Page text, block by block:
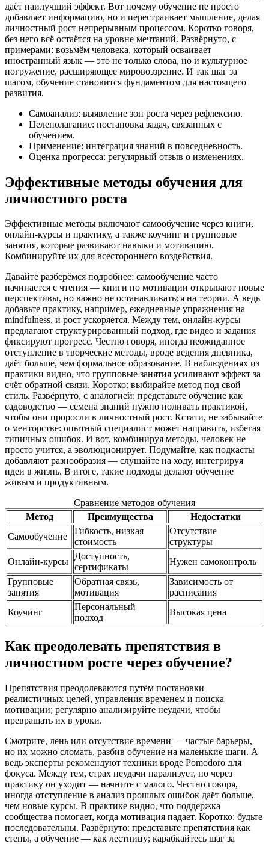
даёт наилучший эффект. Вот почему обучение не просто
добавляет информацию, но и перестраивает мышление, делая
личностный рост непрерывным процессом. Коротко говоря,
без него всё остаётся на уровне мечтаний. Развёрнуто, с
примерами: возьмём человека, который осваивает
иностранный язык — это не только слова, но и культурное
погружение, расширяющее мировоззрение. И так шаг за
шагом, обучение становится фундаментом для настоящего
развития.
Самоанализ: выявление зон роста через рефлексию.
Целеполагание: постановка задач, связанных с
обучением.
Применение: интеграция знаний в повседневность.
Оценка прогресса: регулярный отзыв о изменениях.
Эффективные методы обучения для
личностного роста
Эффективные методы включают самообучение через книги,
онлайн-курсы и практику, а также коучинг и групповые
занятия, которые развивают навыки и мотивацию.
Комбинируйте их для всестороннего воздействия.
Давайте разберёмся подробнее: самообучение часто
начинается с чтения — книги по мотивации открывают новые
перспективы, но важно не останавливаться на теории. А ведь
добавьте практику, например, ежедневные упражнения на
mindfulness, и рост ускоряется. Между тем, онлайн-курсы
предлагают структурированный подход, где видео и задания
фиксируют прогресс. Честно говоря, иногда неожиданное
отступление в творческие методы, вроде ведения дневника,
даёт больше, чем формальное образование. В наблюдениях из
практики видно, что групповые занятия усиливают эффект за
счёт обратной связи. Коротко: выбирайте метод под свой
стиль. Развёрнуто, с аналогией: представьте обучение как
садоводство — семена знаний нужно поливать практикой,
чтобы они проросли в личностный рост. Кстати, не забывайте
о менторстве: опытный специалист может направить, избегая
типичных ошибок. И вот, комбинируя методы, человек не
просто учится, а эволюционирует. Подумайте, как подкасты
добавляют разнообразия — слушайте на ходу, интегрируя
идеи в жизнь. В итоге, такие подходы делают обучение
живым и продуктивным.
Сравнение методов обучения
Метод
Преимущества
Недостатки
Самообучение
Гибкость, низкая
стоимость
Отсутствие
структуры
Онлайн-курсы
Доступность,
сертификаты
Нужен самоконтроль
Групповые
занятия
Обратная связь,
мотивация
Зависимость от
расписания
Коучинг
Персональный
подход
Высокая цена
Как преодолевать препятствия в
личностном росте через обучение?
Препятствия преодолеваются путём постановки
реалистичных целей, управления временем и поиска
мотивации; регулярно анализируйте неудачи, чтобы
превращать их в уроки.
Смотрите, лень или отсутствие времени — частые барьеры,
но их можно сломать, разбив обучение на маленькие шаги. А
ведь эксперты рекомендуют техники вроде Pomodoro для
фокуса. Между тем, страх неудачи парализует, но через
практику он уходит — начните с малого. Честно говоря,
иногда отступление в анализ прошлых ошибок даёт больше,
чем новые курсы. В практике видно, что поддержка
сообщества помогает, когда мотивация падает. Коротко: будьте
последовательны. Развёрнуто: представьте препятствия как
стены, а обучение — как лестницу; карабкайтесь шаг за